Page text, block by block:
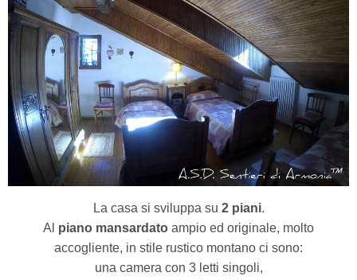
La casa si sviluppa su 2 piani.
Al piano mansardato ampio ed originale, molto
accogliente, in stile rustico montano ci sono:
una camera con 3 letti singoli,